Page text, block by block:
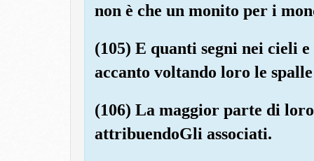
non è che un monito per i
(105) E quanti segni nei cieli
accanto voltando loro le
(106) La maggior parte di
attribuendoGli associati.